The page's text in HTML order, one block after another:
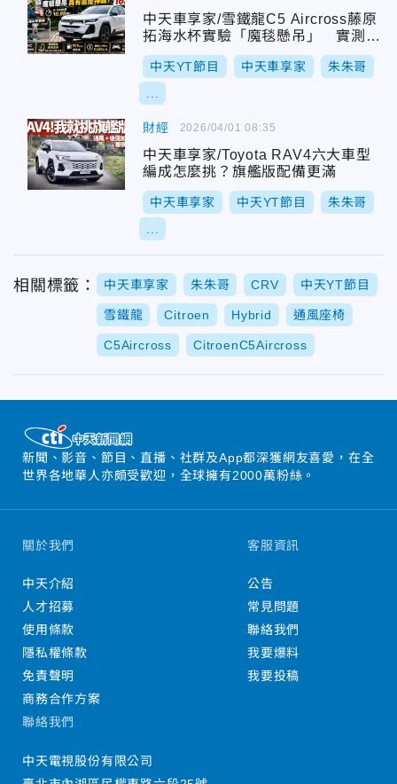
中天車享家/雪鐵龍C5 Aircross藤原
拓海水杯實驗「魔毯懸吊」 實測0-
100加速10.88秒大改款降16.1萬
中天YT節目 中天車享家 朱朱哥
財經
中天車享家/Toyota RAV4六大車型
編成怎麼挑？旗艦版配備更滿
中天車享家 中天YT節目 朱朱哥
2026/04/01 08:35
相關標籤： 中天車享家 朱朱哥 CRV 中天YT節目
雪鐵龍 Citroen Hybrid 通風座椅
C5Aircross CitroenC5Aircross
新聞、影音、節目、直播、社群及App都深獲網友喜愛，在全
世界各地華人亦頗受歡迎，全球擁有2000萬粉絲。
關於我們
中天介紹
人才招募
使用條款
隱私權條款
免責聲明
商務合作方案
客服資訊
公告
常見問題
聯絡我們
我要爆料
我要投稿
聯絡我們
中天電視股份有限公司